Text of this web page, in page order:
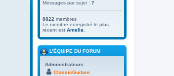
Messages par sujet : 7
8822 membres
Le membre enregistré le plus
récent est Amelia
L’ÉQUIPE DU FORUM
Administrateurs
ClassicGuitare